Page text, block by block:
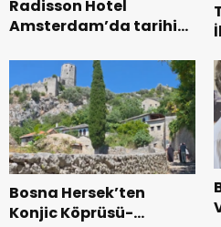
Radisson Hotel
Amsterdam’da tarihi
Bosna Hersek’ten
Konjic Köprüsü-